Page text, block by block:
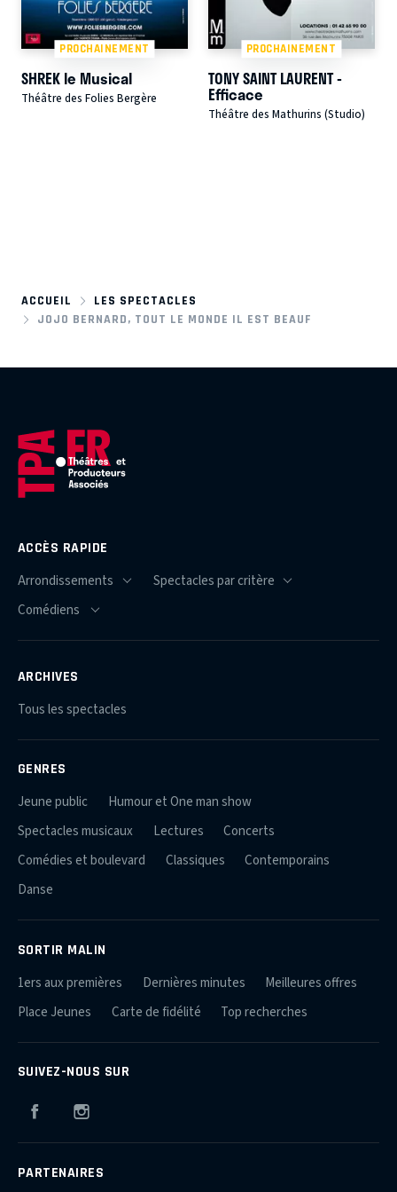
PROCHAINEMENT
SHREK le Musical
Théâtre des Folies Bergère
PROCHAINEMENT
TONY SAINT LAURENT -
Efficace
Théâtre des Mathurins (Studio)
ACCUEIL
LES SPECTACLES
JOJO BERNARD, TOUT LE MONDE IL EST BEAUF
ACCÈS RAPIDE
ARCHIVES
Tous les spectacles
GENRES
Jeune public
Humour et One man show
Spectacles musicaux
Lectures
Concerts
Comédies et boulevard
Classiques
Contemporains
Danse
SORTIR MALIN
1ers aux premières Dernières minutes
Meilleures offres
Place Jeunes
Carte de fidélité Top recherches
SUIVEZ-NOUS SUR
Facebook
PARTENAIRES